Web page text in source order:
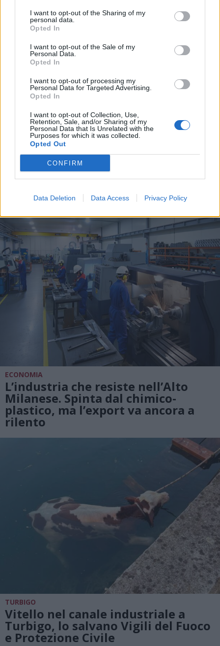
I want to opt-out of the Sharing of my
personal data.
Opted In
I want to opt-out of the Sale of my
Personal Data.
Opted In
I want to opt-out of processing my
Personal Data for Targeted Advertising.
Opted In
I want to opt-out of Collection, Use,
Retention, Sale, and/or Sharing of my
Personal Data that Is Unrelated with the
Purposes for which it was collected.
Opted Out
CONFIRM
Data Deletion Data Access Privacy Policy
LAVORO
AREU cerca 30 assistenti tecnici:
opportunità anche per la centrale
del 112 di Varese
ECONOMIA
L’industria che resiste nell’Alto
Milanese. Spinta dal chimico-
plastico, ma l’export va ancora a
rilento
TURBIGO
Vitello nel canale industriale a
Turbigo, lo salvano Vigili del Fuoco
e Protezione Civile